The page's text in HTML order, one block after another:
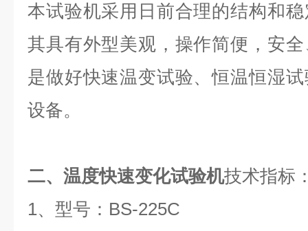
本试验机采用日前合理的结构和
其具有外型美观，操作简便，安
是做好快速温变试验、恒温恒湿
设备。
二、温度快速变化试验机技术指标
1、型号：BS-225C